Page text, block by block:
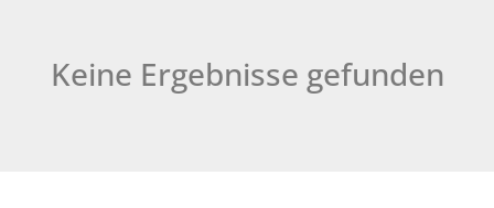
Hersteller
Keine Ergebnisse gefunden